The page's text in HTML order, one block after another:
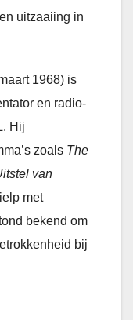
uitzaaiing in
1968) is
en radio-
Hij
zoals The
van
met
bekend om
bij